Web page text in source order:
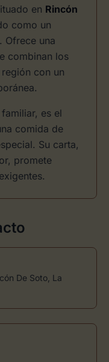
en Rincón
como un
Ofrece una
combinan los
con un
es el
comida de
Su carta,
promete
De Soto, La